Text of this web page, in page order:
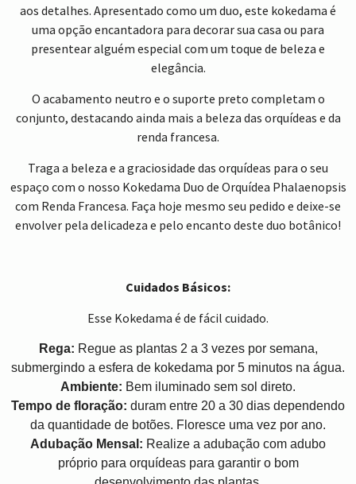
aos detalhes. Apresentado como um duo, este kokedama é
uma opção encantadora para decorar sua casa ou para
presentear alguém especial com um toque de beleza e
elegância.
O acabamento neutro e o suporte preto completam o
conjunto, destacando ainda mais a beleza das orquídeas e da
renda francesa.
Traga a beleza e a graciosidade das orquídeas para o seu
espaço com o nosso Kokedama Duo de Orquídea Phalaenopsis
com Renda Francesa. Faça hoje mesmo seu pedido e deixe-se
envolver pela delicadeza e pelo encanto deste duo botânico!
Cuidados Básicos:
Esse Kokedama é de fácil cuidado.
Rega: Regue as plantas 2 a 3 vezes por semana,
submergindo a esfera de kokedama por 5 minutos na água.
Ambiente: Bem iluminado sem sol direto.
Tempo de floração: duram entre 20 a 30 dias dependendo
da quantidade de botões. Floresce uma vez por ano.
Adubação Mensal: Realize a adubação com adubo
próprio para orquídeas para garantir o bom